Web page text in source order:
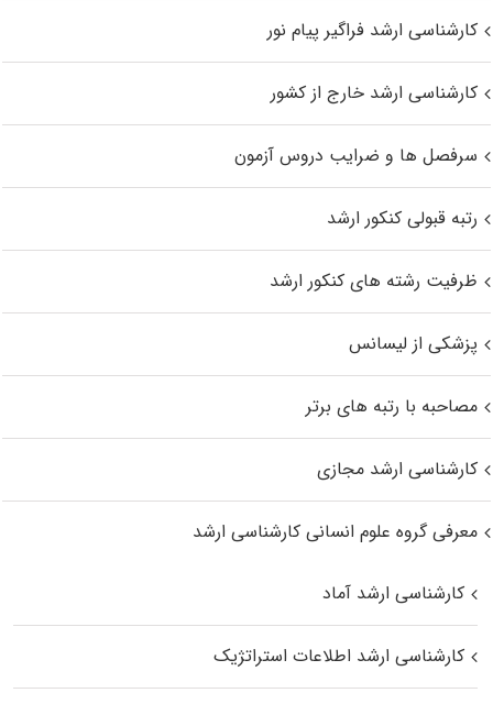
کارشناسی ارشد فراگیر پیام نور
کارشناسی ارشد خارج از کشور
سرفصل ها و ضرایب دروس آزمون
رتبه قبولی کنکور ارشد
ظرفیت رشته های کنکور ارشد
پزشکی از لیسانس
مصاحبه با رتبه های برتر
کارشناسی ارشد مجازی
معرفی گروه علوم انسانی کارشناسی ارشد
کارشناسی ارشد آماد
کارشناسی ارشد اطلاعات استراتژیک